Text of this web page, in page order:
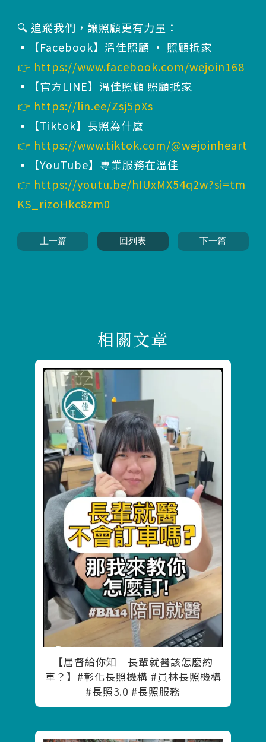
🔍 追蹤我們，讓照顧更有力量：
▪️【Facebook】溫佳照顧 · 照顧抵家
👉 https://www.facebook.com/wejoin168
▪️【官方LINE】溫佳照顧 照顧抵家
👉 https://lin.ee/Zsj5pXs
▪️【Tiktok】長照為什麼
👉 https://www.tiktok.com/@wejoinheart
▪️【YouTube】專業服務在溫佳
👉 https://youtu.be/hIUxMX54q2w?si=tm
KS_rizoHkc8zm0
上一篇 回列表 下一篇
【居督給你知｜長輩就醫該怎麼約
車？】#彰化長照機構 #員林長照機構
#長照3.0 #長照服務